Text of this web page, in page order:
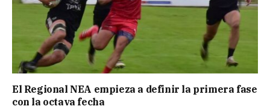
El Regional NEA empieza a definir la primera fase
con la octava fecha